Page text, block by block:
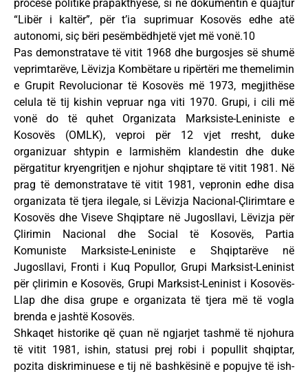
procese politike prapakthyese, si në dokumentin e quajtur
“Libër i kaltër”, për t’ia suprimuar Kosovës edhe atë
autonomi, siç bëri pesëmbëdhjetë vjet më vonë.10
Pas demonstratave të vitit 1968 dhe burgosjes së shumë
veprimtarëve, Lëvizja Kombëtare u ripërtëri me themelimin
e Grupit Revolucionar të Kosovës më 1973, megjithëse
celula të tij kishin vepruar nga viti 1970. Grupi, i cili më
vonë do të quhet Organizata Marksiste-Leniniste e
Kosovës (OMLK), veproi për 12 vjet rresht, duke
organizuar shtypin e larmishëm klandestin dhe duke
përgatitur kryengritjen e njohur shqiptare të vitit 1981. Në
prag të demonstratave të vitit 1981, vepronin edhe disa
organizata të tjera ilegale, si Lëvizja Nacional-Çlirimtare e
Kosovës dhe Viseve Shqiptare në Jugosllavi, Lëvizja për
Çlirimin Nacional dhe Social të Kosovës, Partia
Komuniste Marksiste-Leniniste e Shqiptarëve në
Jugosllavi, Fronti i Kuq Popullor, Grupi Marksist-Leninist
për çlirimin e Kosovës, Grupi Marksist-Leninist i Kosovës-
Llap dhe disa grupe e organizata të tjera më të vogla
brenda e jashtë Kosovës.
Shkaqet historike që çuan në ngjarjet tashmë të njohura
të vitit 1981, ishin, statusi prej robi i popullit shqiptar,
pozita diskriminuese e tij në bashkësinë e popujve të ish-